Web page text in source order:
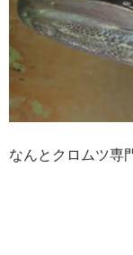
なんとクロムツ専